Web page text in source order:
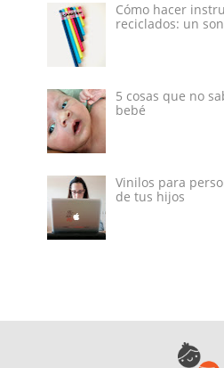
Cómo hacer
reciclados: un
5 cosas que no
bebé
Vinilos para
de tus hijos